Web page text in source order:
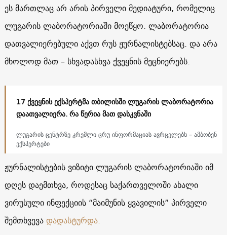
ეს მართლაც არ არის პირველი მედიატური, რომელიც
ლუგარის ლაბორატორიაში მოეწყო. ლაბორატორია
დათვალიერებული აქვთ რუს ჟურნალისტებსაც. და არა
მხოლოდ მათ – სხვადასხვა ქვეყნის მეცნიერებს.
17 ქვეყნის ექსპერტმა თბილისში ლუგარის ლაბორატორია
დაათვალიერა. რა წერია მათ დასკვნაში
ლუგარის ცენტრზე კრემლი ცრუ ინფორმაციას ავრცელებს – ამბობენ
ექსპერტები
ჟურნალისტების ვიზიტი ლუგარის ლაბორატორიაში იმ
დღეს დაემთხვა, როდესაც საქართველოში ახალი
ვირუსული ინფექციის “მაიმუნის ყვავილის” პირველი
შემთხვევადადასტურდა.